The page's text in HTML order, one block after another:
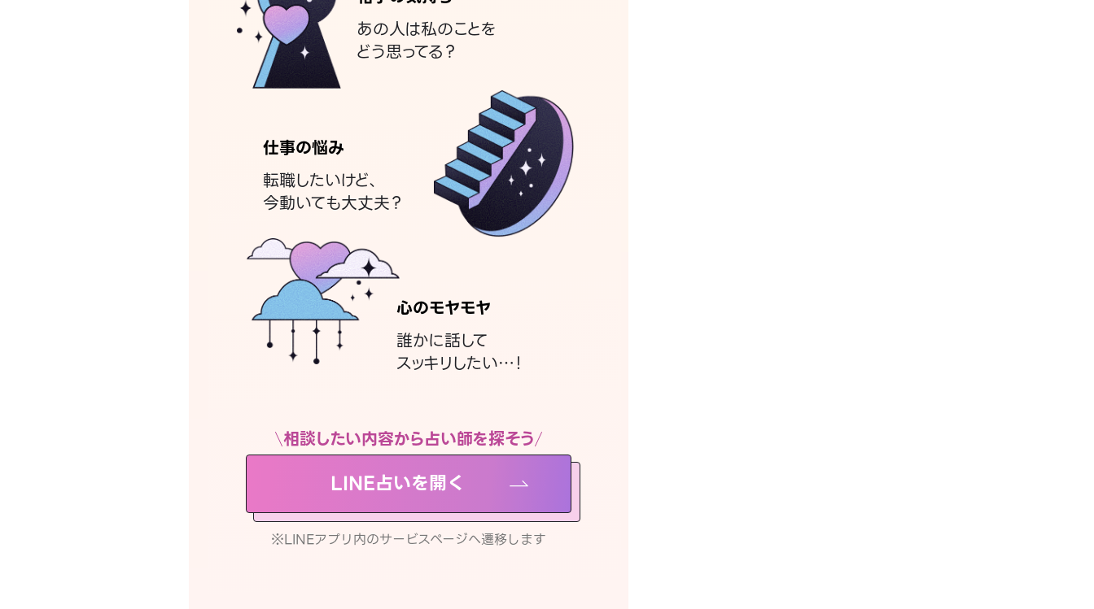
あの人は私のことを
どう思ってる？
仕事の悩み
転職したいけど、
今動いても大丈夫？
心のモヤモヤ
誰かに話して
スッキリしたい…！
相談したい内容から占い師を探そう
LINE占いを開く
※LINEアプリ内のサービスページへ遷移します